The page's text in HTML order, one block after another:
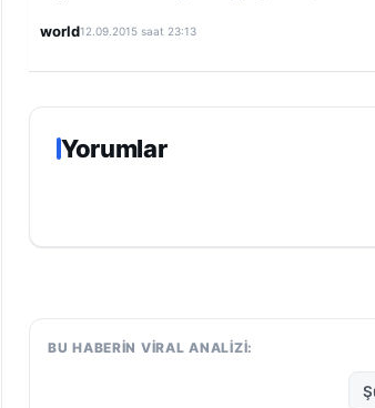
world12.09.2015 saat 23:13
Yorumlar
BU HABERIN VIRAL ANALIZI: